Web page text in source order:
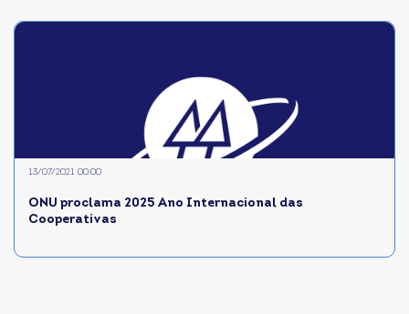
ONU proclama 2025 Ano Internacional das
Cooperativas
13/07/2021 00:00